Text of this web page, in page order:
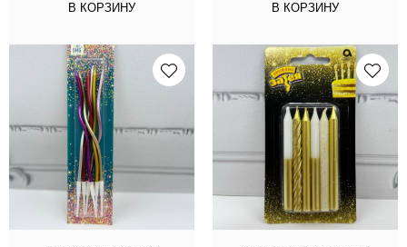
В КОРЗИНУ В КОРЗИНУ